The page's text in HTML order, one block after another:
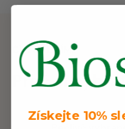
ČÍM SE LIŠÍME
Proč si
Získejte 10%